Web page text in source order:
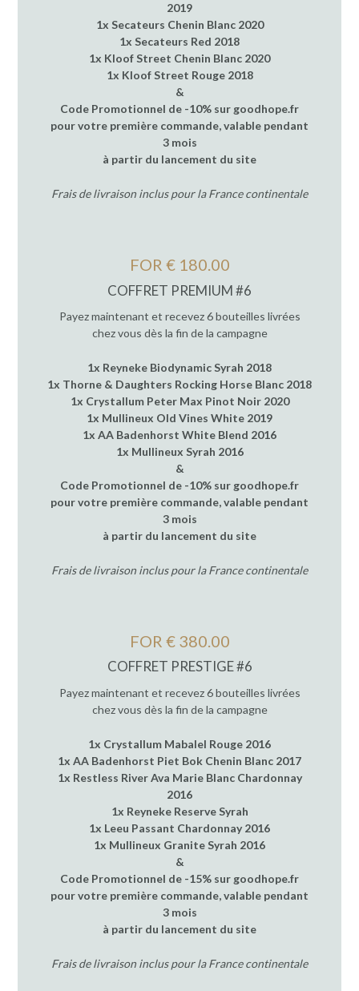
2019
1x Secateurs Chenin Blanc 2020
1x Secateurs Red 2018
1x Kloof Street Chenin Blanc 2020
1x Kloof Street Rouge 2018
&
Code Promotionnel de -10% sur goodhope.fr
pour votre première commande, valable pendant
3 mois
à partir du lancement du site
Frais de livraison inclus pour la France continentale
FOR € 180.00
COFFRET PREMIUM #6
Payez maintenant et recevez 6 bouteilles livrées
chez vous dès la fin de la campagne
1x Reyneke Biodynamic Syrah 2018
1x Thorne & Daughters Rocking Horse Blanc 2018
1x Crystallum Peter Max Pinot Noir 2020
1x Mullineux Old Vines White 2019
1x AA Badenhorst White Blend 2016
1x Mullineux Syrah 2016
&
Code Promotionnel de -10% sur goodhope.fr
pour votre première commande, valable pendant
3 mois
à partir du lancement du site
Frais de livraison inclus pour la France continentale
FOR € 380.00
COFFRET PRESTIGE #6
Payez maintenant et recevez 6 bouteilles livrées
chez vous dès la fin de la campagne
1x Crystallum Mabalel Rouge 2016
1x AA Badenhorst Piet Bok Chenin Blanc 2017
1x Restless River Ava Marie Blanc Chardonnay
2016
1x Reyneke Reserve Syrah
1x Leeu Passant Chardonnay 2016
1x Mullineux Granite Syrah 2016
&
Code Promotionnel de -15% sur goodhope.fr
pour votre première commande, valable pendant
3 mois
à partir du lancement du site
Frais de livraison inclus pour la France continentale